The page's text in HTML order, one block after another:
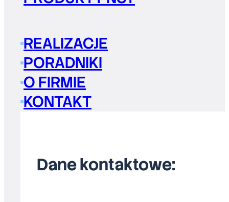
REALIZACJE
PORADNIKI
O FIRMIE
KONTAKT
Dane kontaktowe: